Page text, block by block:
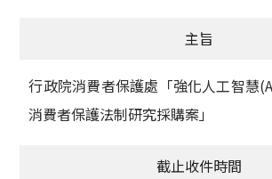
活動訊息
學術榮譽
其他
活動花絮
主旨
行政院消費者保護處「強化人工智慧
消費者保護法制研究採購案」
截止收件時間